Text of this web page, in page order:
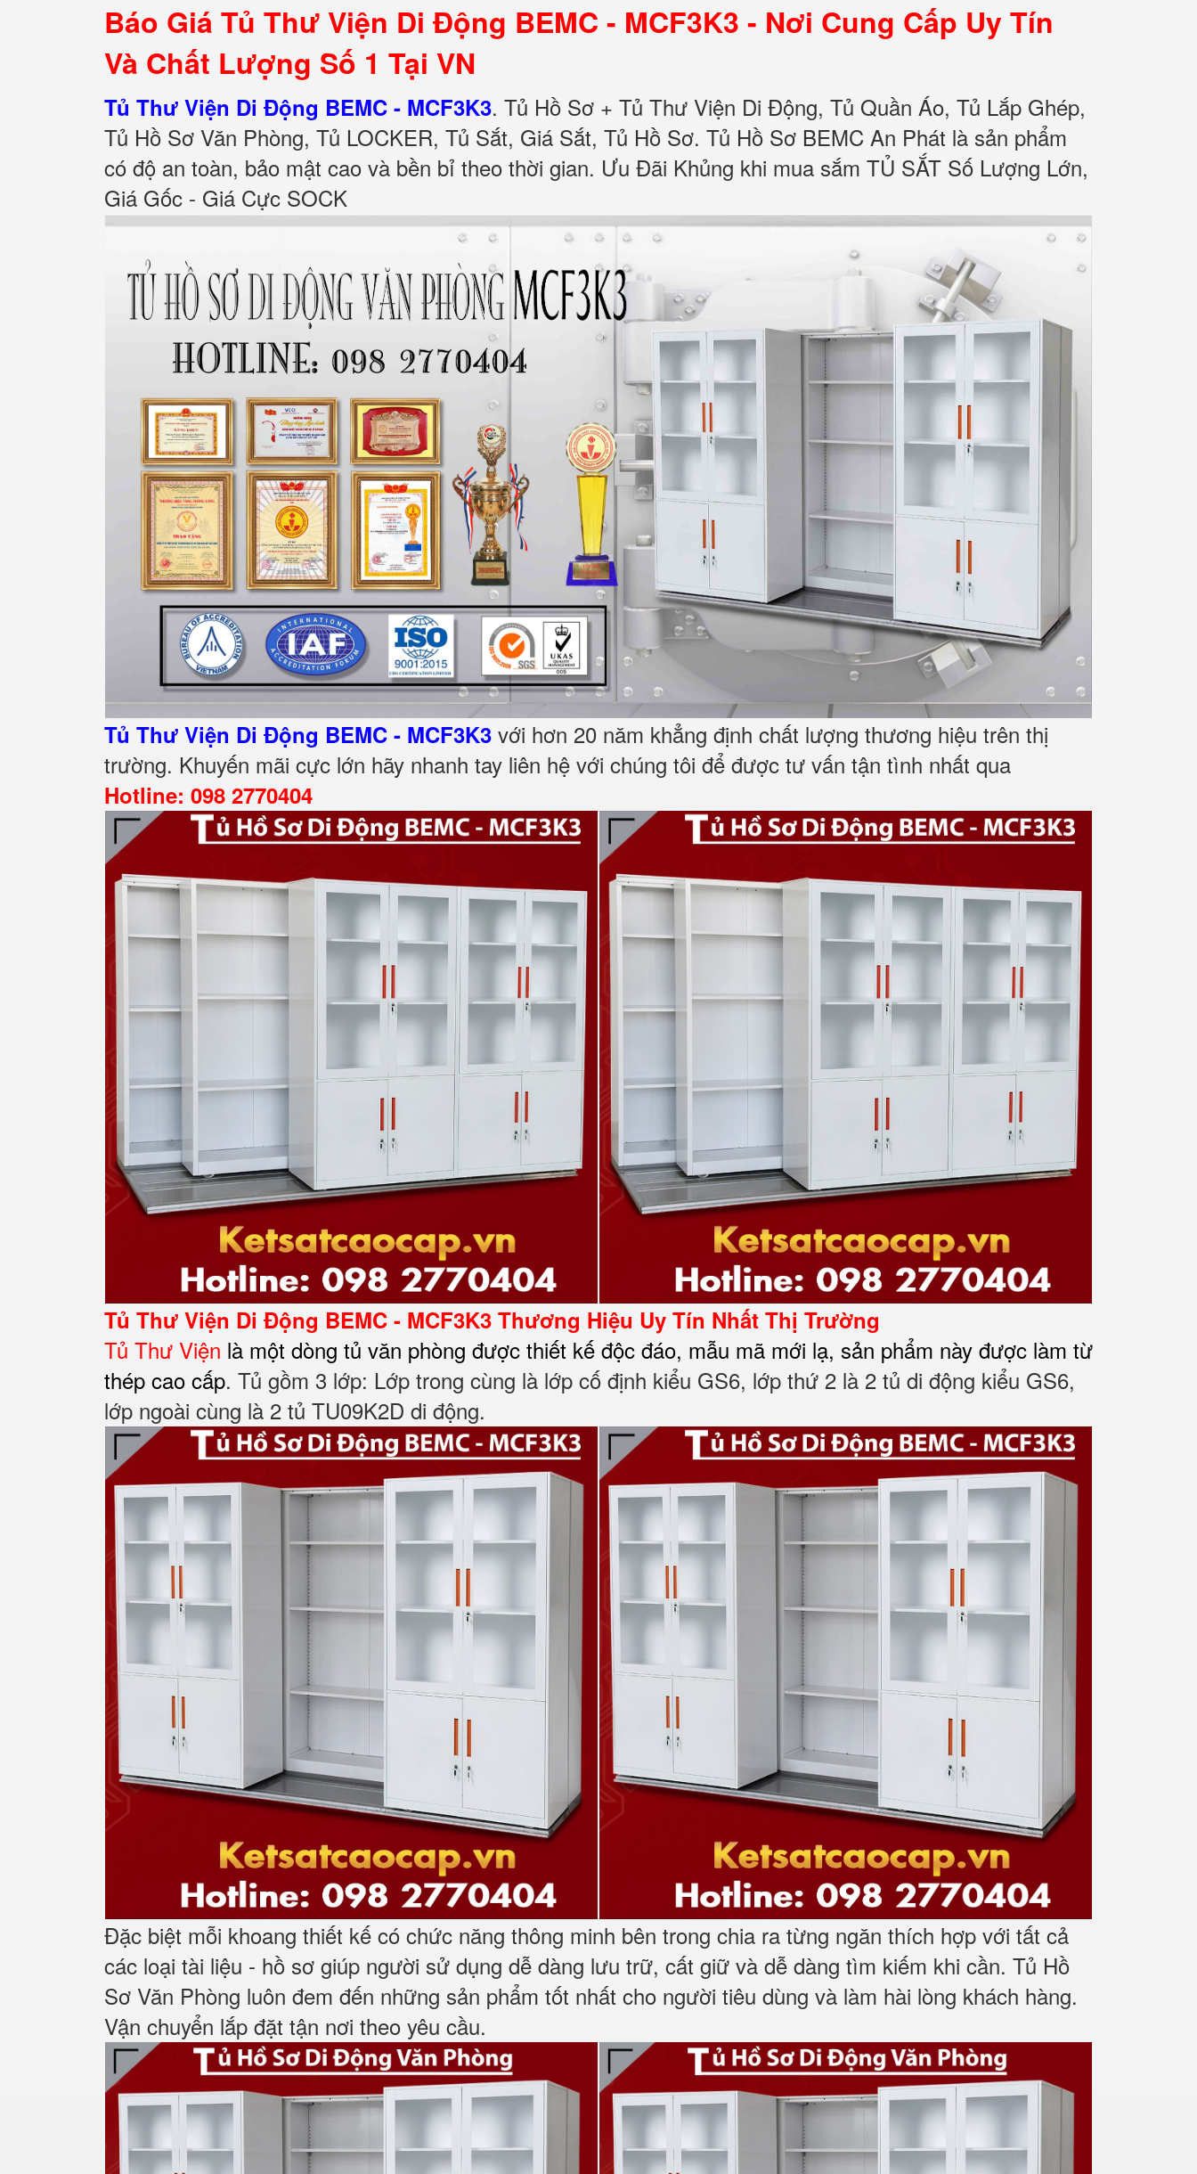
Báo Giá Tủ Thư Viện Di Động BEMC - MCF3K3 - Nơi Cung Cấp Uy Tín
Và Chất Lượng Số 1 Tại VN
Tủ Thư Viện Di Động BEMC - MCF3K3. Tủ Hồ Sơ + Tủ Thư Viện Di Động, Tủ Quần Áo, Tủ Lắp Ghép,
Tủ Hồ Sơ Văn Phòng, Tủ LOCKER, Tủ Sắt, Giá Sắt, Tủ Hồ Sơ. Tủ Hồ Sơ BEMC An Phát là sản phẩm
có độ an toàn, bảo mật cao và bền bỉ theo thời gian. Ưu Đãi Khủng khi mua sắm TỦ SẮT Số Lượng Lớn,
Giá Gốc - Giá Cực SOCK
Tủ Thư Viện Di Động BEMC - MCF3K3 với hơn 20 năm khẳng định chất lượng thương hiệu trên thị
trường. Khuyến mãi cực lớn hãy nhanh tay liên hệ với chúng tôi để được tư vấn tận tình nhất qua
Hotline: 098 2770404
Tủ Thư Viện Di Động BEMC - MCF3K3 Thương Hiệu Uy Tín Nhất Thị Trường
Tủ Thư Viện là một dòng tủ văn phòng được thiết kế độc đáo, mẫu mã mới lạ, sản phẩm này được làm từ
thép cao cấp. Tủ gồm 3 lớp: Lớp trong cùng là lớp cố định kiểu GS6, lớp thứ 2 là 2 tủ di động kiểu GS6,
lớp ngoài cùng là 2 tủ TU09K2D di động.
Đặc biệt mỗi khoang thiết kế có chức năng thông minh bên trong chia ra từng ngăn thích hợp với tất cả
các loại tài liệu - hồ sơ giúp người sử dụng dễ dàng lưu trữ, cất giữ và dễ dàng tìm kiếm khi cần. Tủ Hồ
Sơ Văn Phòng luôn đem đến những sản phẩm tốt nhất cho người tiêu dùng và làm hài lòng khách hàng.
Vận chuyển lắp đặt tận nơi theo yêu cầu.